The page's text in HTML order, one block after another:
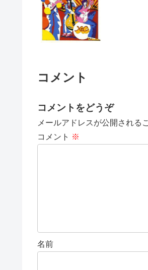
コメント
コメントをどうぞ
メールアドレスが公開される
コメント ※
名前